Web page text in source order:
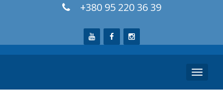
+380 95 220 36 39
Toggle